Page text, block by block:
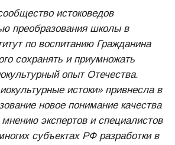
истоковедов
преобразования школы в
по воспитанию Гражданина
сохранять и приумножать
опыт Отечества.
истоки» привнесла в
новое понимание качества
экспертов и специалистов
субъектах РФ разработки в